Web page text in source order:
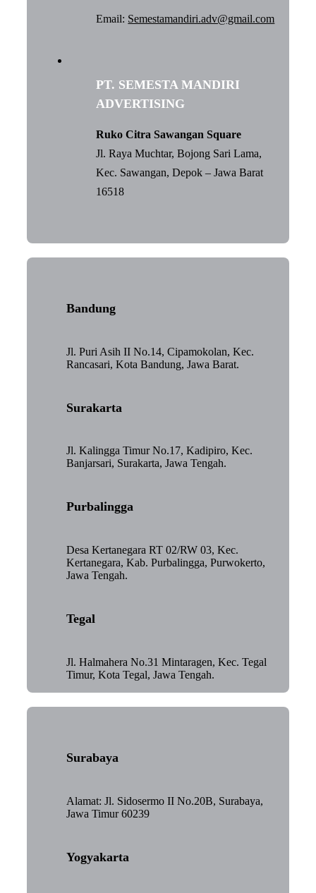
Email: Semestamandiri.adv@gmail.com
PT. SEMESTA MANDIRI
ADVERTISING
Ruko Citra Sawangan Square
Jl. Raya Muchtar, Bojong Sari Lama,
Kec. Sawangan, Depok – Jawa Barat
16518
Bandung
Jl. Puri Asih II No.14, Cipamokolan, Kec.
Rancasari, Kota Bandung, Jawa Barat.
Surakarta
Jl. Kalingga Timur No.17, Kadipiro, Kec.
Banjarsari, Surakarta, Jawa Tengah.
Purbalingga
Desa Kertanegara RT 02/RW 03, Kec.
Kertanegara, Kab. Purbalingga, Purwokerto,
Jawa Tengah.
Tegal
Jl. Halmahera No.31 Mintaragen, Kec. Tegal
Timur, Kota Tegal, Jawa Tengah.
Surabaya
Alamat: Jl. Sidosermo II No.20B, Surabaya,
Jawa Timur 60239
Yogyakarta